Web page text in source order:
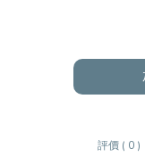
評價 ( 0 )